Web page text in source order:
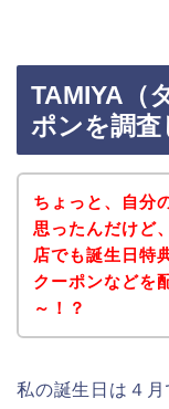
TAMIYA（
ポンを調査
ちょっと、自分
思ったんだけど
店でも誕生日特
クーポンなどを
～！？
私の誕生日は４